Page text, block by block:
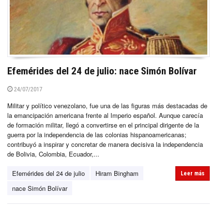
Efemérides del 24 de julio: nace Simón Bolívar
24/07/2017
Militar y político venezolano, fue una de las figuras más destacadas de
la emancipación americana frente al Imperio español. Aunque carecía
de formación militar, llegó a convertirse en el principal dirigente de la
guerra por la independencia de las colonias hispanoamericanas;
contribuyó a inspirar y concretar de manera decisiva la independencia
de Bolivia, Colombia, Ecuador,...
Efemérides del 24 de julio
Hiram Bingham
nace Simón Bolívar
Leer más